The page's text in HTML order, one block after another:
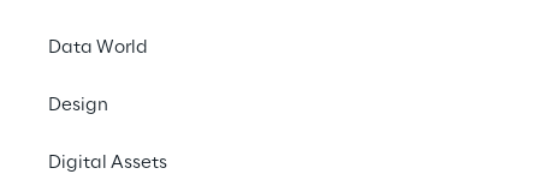
Data World
Design
Digital Assets